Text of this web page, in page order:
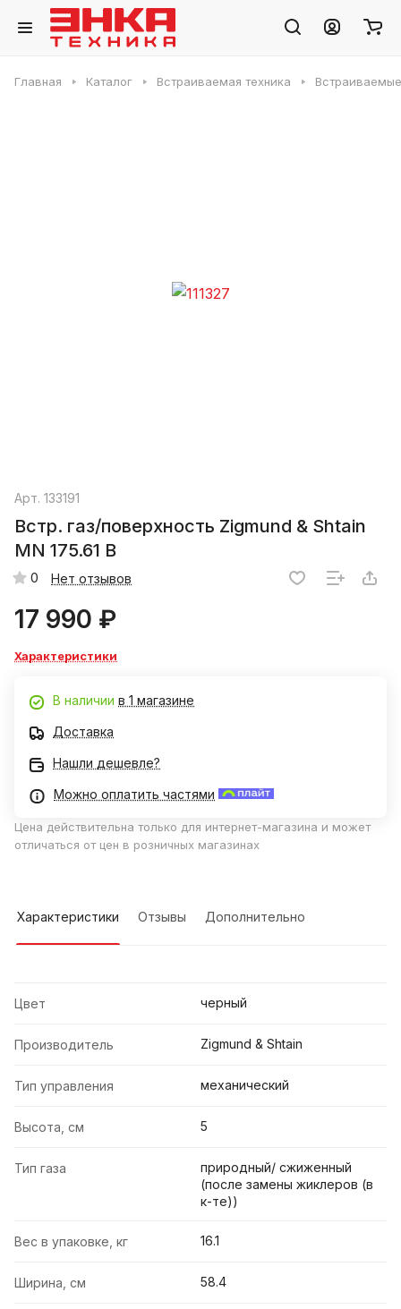
Главная Каталог Встраиваемая техника
Арт. 133191
Встр. газ/поверхность Zigmund & Shtain
MN 175.61 B
0 Нет отзывов
17 990 ₽
Характеристики
В наличии в 1 магазине
Доставка
Нашли дешевле?
Можно оплатить частями
Цена действительна только для интернет-магазина и может
отличаться от цен в розничных магазинах
Характеристики Отзывы Дополнительно
Цвет черный
Производитель Zigmund & Shtain
Тип управления механический
Высота, см 5
Тип газа
природный/ сжиженный
(после замены жиклеров (в
к-те))
Вес в упаковке, кг 16.1
Ширина, см 58.4